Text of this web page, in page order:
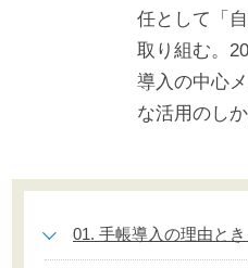
任として「
取り組む。
導入の中心
な活用のし
01. 手帳導入の理由と